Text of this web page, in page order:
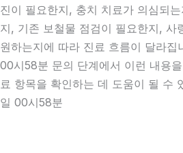
진이 필요한지, 충치 치료가 의심되
지, 기존 보철물 점검이 필요한지, 사
원하는지에 따라 진료 흐름이 달라
00시58분 문의 단계에서 이런 내용
료 항목을 확인하는 데 도움이 될 수
일 00시58분